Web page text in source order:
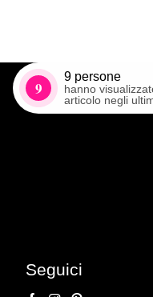
9
9 persone
hanno
articolo negli
Piantana
Seguici